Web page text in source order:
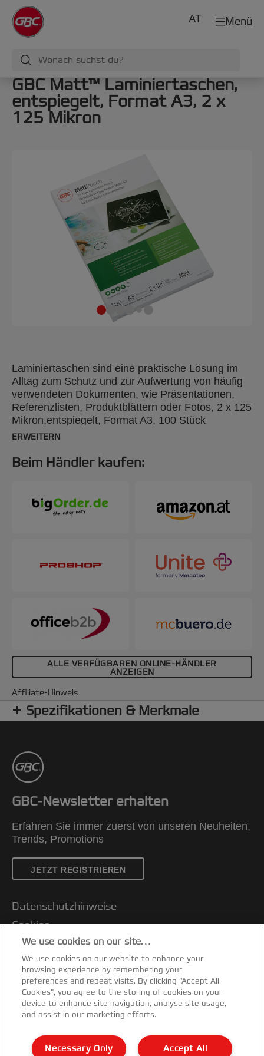
Menü
AT
GBC Matt™ Laminiertaschen,
entspiegelt, Format A3, 2 x
125 Mikron
Laminiertaschen sind eine praktische Lösung im
Alltag zum Schutz und zur Aufwertung von häufig
verwendeten Dokumenten, wie Präsentationen,
Referenzlisten, Produktblättern oder Fotos, 2 x 125
Mikron,entspiegelt, Format A3, 100 Stück
ERWEITERN
Beim Händler kaufen:
ALLE VERFÜGBAREN ONLINE-HÄNDLER
ANZEIGEN
Affiliate-Hinweis
Spezifikationen & Merkmale
GBC-Newsletter erhalten
Erfahren Sie immer zuerst von unseren Neuheiten,
Trends, Promotions
JETZT REGISTRIEREN
Datenschutzhinweise
Cookies
Legal Notice
Impressum
Kundenservice
Meine Daten verwalten
Garantiebedingungen
Konformitätserklärungen
We use cookies on our site…
We use cookies on our website to enhance your
browsing experience by remembering your
preferences and repeat visits. By clicking “Accept All
Cookies”, you agree to the storing of cookies on your
device to enhance site navigation, analyse site usage,
and assist in our marketing efforts.
Accept All
Necessary Only